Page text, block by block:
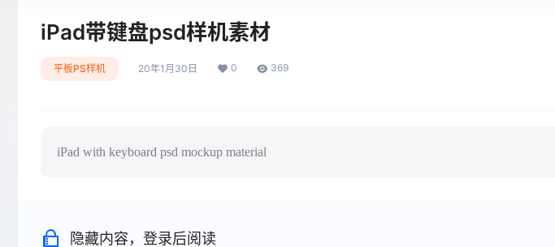
iPad带键盘psd样机素材
平板PS样机 20年1月30日 0 369
iPad with keyboard psd mockup material
隐藏内容，登录后阅读